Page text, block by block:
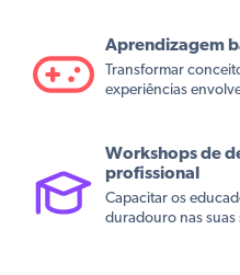
Aprendizagem
Transformar
experiências
Workshops de
profissional
Capacitar os
duradouro nas suas